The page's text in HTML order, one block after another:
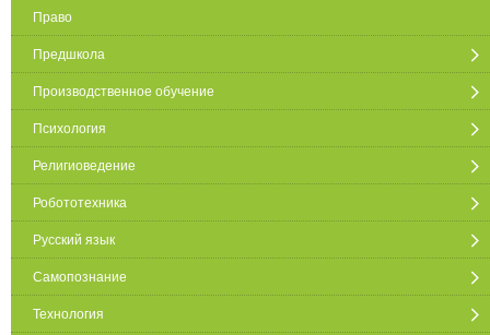
Право
Предшкола
Производственное обучение
Психология
Религиоведение
Робототехника
Русский язык
Самопознание
Технология